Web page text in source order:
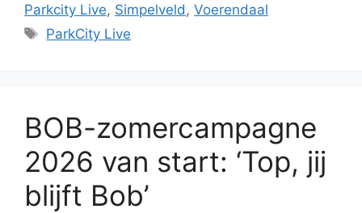
Parkcity Live, Simpelveld , Voerendaal
Tags
ParkCity Live
BOB-zomercampagne
2026 van start: ‘Top, jij
blijft Bob’